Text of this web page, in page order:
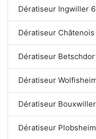
Dératiseur Ingwiller
Dératiseur
Dératiseur
Dératiseur
Dératiseur
Dératiseur